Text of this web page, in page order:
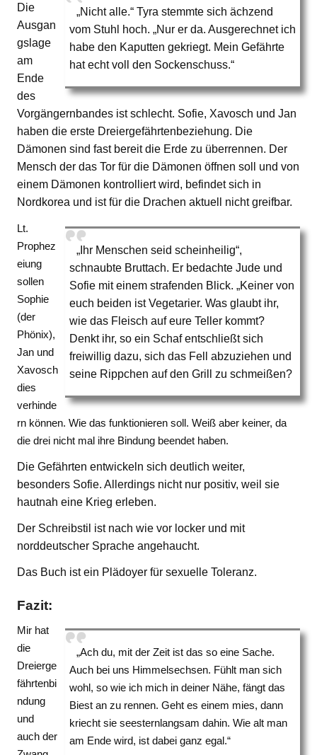
„Nicht alle.“ Tyra stemmte sich ächzend
vom Stuhl hoch. „Nur er da. Ausgerechnet ich
habe den Kaputten gekriegt. Mein Gefährte
hat echt voll den Sockenschuss.“
Die
Ausgan
gslage
am
Ende
des
Vorgängernbandes ist schlecht. Sofie, Xavosch und Jan
haben die erste Dreiergefährtenbeziehung. Die
Dämonen sind fast bereit die Erde zu überrennen. Der
Mensch der das Tor für die Dämonen öffnen soll und von
einem Dämonen kontrolliert wird, befindet sich in
Nordkorea und ist für die Drachen aktuell nicht greifbar.
„Ihr Menschen seid scheinheilig“,
schnaubte Bruttach. Er bedachte Jude und
Sofie mit einem strafenden Blick. „Keiner von
euch beiden ist Vegetarier. Was glaubt ihr,
wie das Fleisch auf eure Teller kommt?
Denkt ihr, so ein Schaf entschließt sich
freiwillig dazu, sich das Fell abzuziehen und
seine Rippchen auf den Grill zu schmeißen?
Lt.
Prophez
eiung
sollen
Sophie
(der
Phönix),
Jan und
Xavosch
dies
verhinde
rn können. Wie das funktionieren soll. Weiß aber keiner, da
die drei nicht mal ihre Bindung beendet haben.
Die Gefährten entwickeln sich deutlich weiter,
besonders Sofie. Allerdings nicht nur positiv, weil sie
hautnah eine Krieg erleben.
Der Schreibstil ist nach wie vor locker und mit
norddeutscher Sprache angehaucht.
Das Buch ist ein Plädoyer für sexuelle Toleranz.
Fazit:
„Ach du, mit der Zeit ist das so eine Sache.
Auch bei uns Himmelsechsen. Fühlt man sich
wohl, so wie ich mich in deiner Nähe, fängt das
Biest an zu rennen. Geht es einem mies, dann
kriecht sie seesternlangsam dahin. Wie alt man
am Ende wird, ist dabei ganz egal.“
Mir hat
die
Dreierge
fährtenbi
ndung
und
auch der